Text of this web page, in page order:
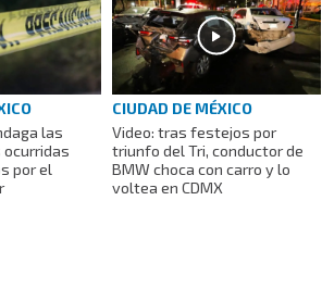
las
por el
CIUDAD DE MÉXICO
Video: tras festejos por
triunfo del Tri, conductor de
BMW choca con carro y lo
voltea en CDMX